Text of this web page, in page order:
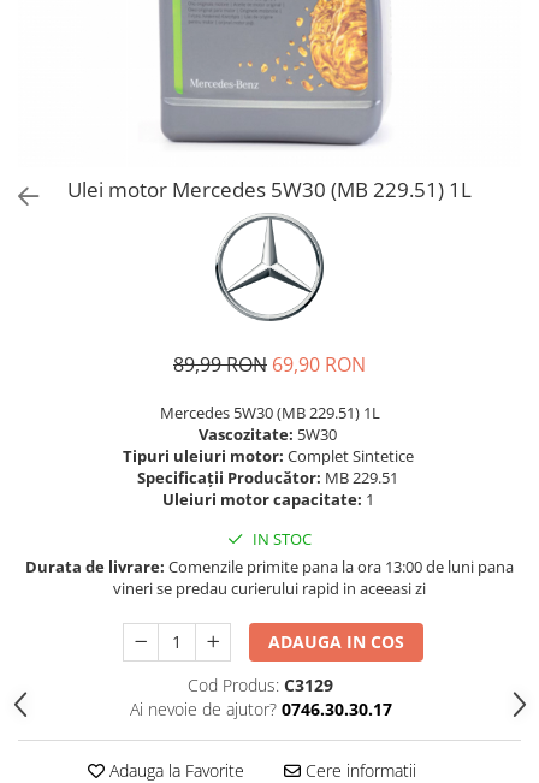
Bord | Plastice Interioare
CEARA | SEALANT | TRATAMENTE
PROTECTIE | COATING CERAMIC
LAVETE | PROSOAPE
ACCESORII | ECHIPAMENTE |
Ulei motor Mercedes 5W30 (MB 229.51) 1L
89,99 RON 69,90 RON
Mercedes 5W30 (MB 229.51) 1L
Vascozitate: 5W30
Tipuri uleiuri motor: Complet Sintetice
Specificații Producător: MB 229.51
Uleiuri motor capacitate: 1
IN STOC
Durata de livrare: Comenzile primite pana la ora 13:00 de luni pana
vineri se predau curierului rapid in aceeasi zi
ADAUGA IN COS
Cod Produs: C3129
Ai nevoie de ajutor? 0746.30.30.17
Adauga la Favorite Cere informatii